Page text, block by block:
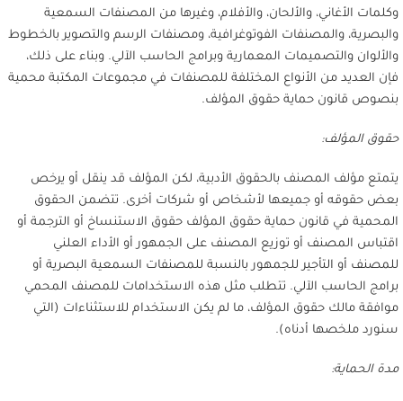
وكلمات الأغاني، والألحان، والأفلام، وغيرها من المصنفات السمعية
والبصرية، والمصنفات الفوتوغرافية، ومصنفات الرسم والتصوير بالخطوط
والألوان والتصميمات المعمارية وبرامج الحاسب الآلي. وبناء على ذلك،
فإن العديد من الأنواع المختلفة للمصنفات في مجموعات المكتبة محمية
بنصوص قانون حماية حقوق المؤلف.
حقوق المؤلف:
يتمتع مؤلف المصنف بالحقوق الأدبية، لكن المؤلف قد ينقل أو يرخص
بعض حقوقه أو جميعها لأشخاص أو شركات أخرى. تتضمن الحقوق
المحمية في قانون حماية حقوق المؤلف حقوق الاستنساخ أو الترجمة أو
اقتباس المصنف أو توزيع المصنف على الجمهور أو الأداء العلني
للمصنف أو التأجير للجمهور بالنسبة للمصنفات السمعية البصرية أو
برامج الحاسب الآلي. تتطلب مثل هذه الاستخدامات للمصنف المحمي
موافقة مالك حقوق المؤلف، ما لم يكن الاستخدام للاستثناءات (التي
سنورد ملخصها أدناه).
مدة الحماية: